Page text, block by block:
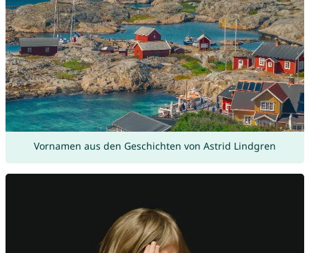
Vornamen aus den Geschichten von Astrid Lindgren